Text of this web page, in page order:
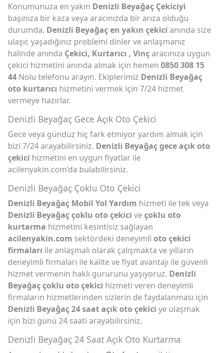
Konumunuza en yakın Denizli Beyağaç Çekiciyi
başınıza bir kaza veya aracınızda bir arıza olduğu
durumda, Denizli Beyağaç en yakın çekici anında size
ulaşır, yaşadığınız problemi dinler ve anlaşmanız
halinde anında Çekici, Kurtarıcı , Vinçaracınıza uygun
çekici hizmetini anında almak için hemen 0850 308 15
44 Nolu telefonu arayın. Ekiplerimiz Denizli Beyağaç
oto kurtarıcı hizmetini vermek için 7/24 hizmet
vermeye hazırlar.
Denizli Beyağaç Gece Açık Oto Çekici
Gece veya gündüz hiç fark etmiyor yardım almak için
bizi 7/24 arayabilirsiniz. Denizli Beyağaç gece açık oto
çekici hizmetini en uygun fiyatlar ile
acilenyakin.com’da bulabilirsiniz.
Denizli Beyağaç Çoklu Oto Çekici
Denizli Beyağaç Mobil Yol Yardım hizmeti ile tek veya
Denizli Beyağaç çoklu oto çekici veçoklu oto
kurtarma hizmetini kesintisiz sağlayan
acilenyakin.com sektördeki deneyimli oto çekici
firmaları ile anlaşmalı olarak çalışmakta ve yılların
deneyimli firmaları ile kalite ve fiyat avantajı ile güvenli
hizmet vermenin haklı gururunu yaşıyoruz. Denizli
Beyağaç çoklu oto çekici hizmeti veren deneyimli
firmaların hizmetlerinden sizlerin de faydalanması için
Denizli Beyağaç 24 saat açık oto çekici ye ulaşmak
için bizi günü 24 saati arayabilirsiniz.
Denizli Beyağaç 24 Saat Açık Oto Kurtarma